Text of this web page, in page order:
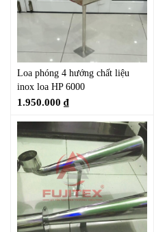
Loa phóng 4 hướng chất liệu
inox loa HP 6000
1.950.000 ₫